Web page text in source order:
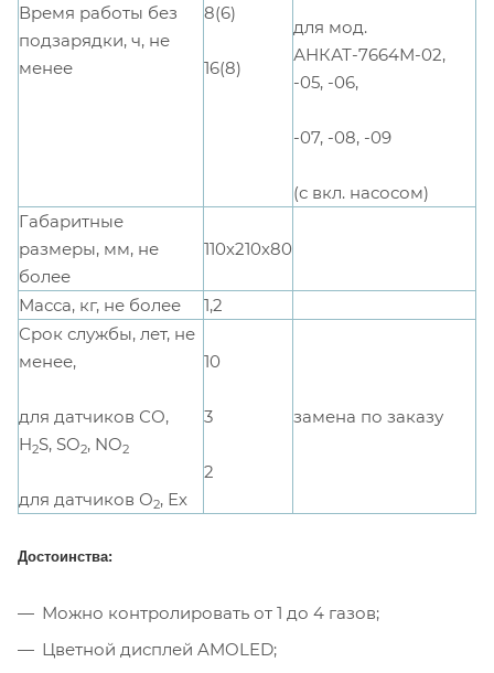
Время работы без
подзарядки, ч, не
менее
8(6)
16(8)
для мод.
АНКАТ-7664М-02,
-05, -06,
-07, -08, -09
(с вкл. насосом)
Габаритные
размеры, мм, не
более
110х210х80
Масса, кг, не более
1,2
Срок службы, лет, не
менее,
для датчиков СО,
H2S, SO2, NO2
для датчиков О2, Ех
10
3
2
замена по заказу
Достоинства:
Можно контролировать от 1 до 4 газов;
Цветной дисплей AMOLED;